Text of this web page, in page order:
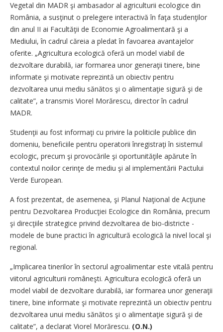
Vegetal din MADR şi ambasador al agriculturii ecologice din
România, a susţinut o prelegere interactivă în faţa studenţilor
din anul II ai Facultăţii de Economie Agroalimentară şi a
Mediului, în cadrul căreia a pledat în favoarea avantajelor
oferite. „Agricultura ecologică oferă un model viabil de
dezvoltare durabilă, iar formarea unor generaţii tinere, bine
informate şi motivate reprezintă un obiectiv pentru
dezvoltarea unui mediu sănătos şi o alimentaţie sigură şi de
calitate”, a transmis Viorel Morărescu, director în cadrul
MADR.
Studenţii au fost informaţi cu privire la politicile publice din
domeniu, beneficiile pentru operatorii înregistraţi în sistemul
ecologic, precum şi provocările şi oportunităţile apărute în
contextul noilor cerinţe de mediu şi al implementării Pactului
Verde European.
A fost prezentat, de asemenea, şi Planul Naţional de Acţiune
pentru Dezvoltarea Producţiei Ecologice din România, precum
şi direcţiile strategice privind dezvoltarea de bio-districte -
modele de bune practici în agricultură ecologică la nivel local şi
regional.
„Implicarea tinerilor în sectorul agroalimentar este vitală pentru
viitorul agriculturii româneşti. Agricultura ecologică oferă un
model viabil de dezvoltare durabilă, iar formarea unor generaţii
tinere, bine informate şi motivate reprezintă un obiectiv pentru
dezvoltarea unui mediu sănătos şi o alimentaţie sigură şi de
calitate”, a declarat Viorel Morărescu. (O.N.)